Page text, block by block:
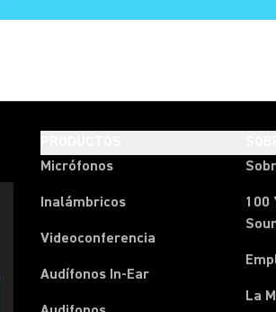
Micrófonos
Inalámbricos
Videoconferencia
Audífonos In-Ear
100
La